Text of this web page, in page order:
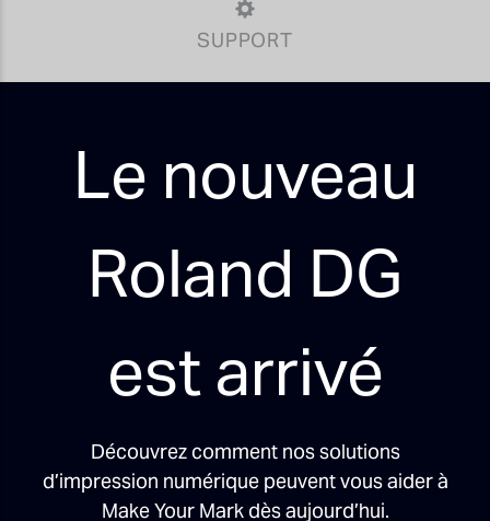
SUPPORT
Le nouveau
Roland DG
est arrivé
Découvrez comment nos solutions
d’impression numérique peuvent vous aider à
Make Your Mark dès aujourd’hui.